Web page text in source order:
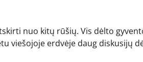
nuo kitų rūšių. Vis dėlto
viešojoje erdvėje daug diskusijų